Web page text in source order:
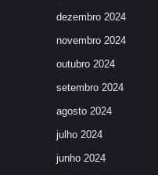
dezembro 2024
novembro 2024
outubro 2024
setembro 2024
agosto 2024
julho 2024
junho 2024